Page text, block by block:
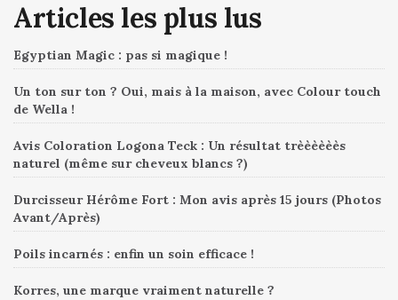
Articles les plus lus
Egyptian Magic : pas si magique !
Un ton sur ton ? Oui, mais à la maison, avec Colour touch
de Wella !
Avis Coloration Logona Teck : Un résultat trèèèèèès
naturel (même sur cheveux blancs ?)
Durcisseur Hérôme Fort : Mon avis après 15 jours (Photos
Avant/Après)
Poils incarnés : enfin un soin efficace !
Korres, une marque vraiment naturelle ?